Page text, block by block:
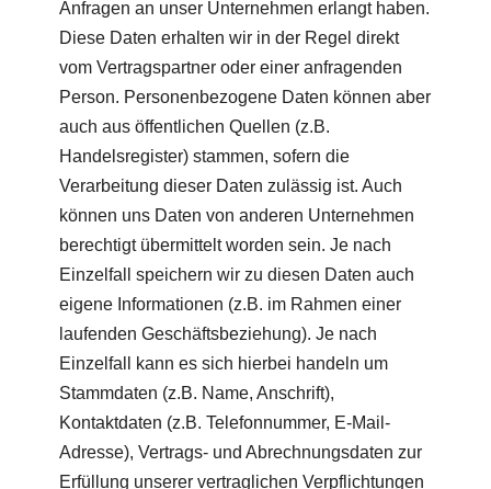
Anfragen an unser Unternehmen erlangt haben.
Diese Daten erhalten wir in der Regel direkt
vom Vertragspartner oder einer anfragenden
Person. Personenbezogene Daten können aber
auch aus öffentlichen Quellen (z.B.
Handelsregister) stammen, sofern die
Verarbeitung dieser Daten zulässig ist. Auch
können uns Daten von anderen Unternehmen
berechtigt übermittelt worden sein. Je nach
Einzelfall speichern wir zu diesen Daten auch
eigene Informationen (z.B. im Rahmen einer
laufenden Geschäftsbeziehung). Je nach
Einzelfall kann es sich hierbei handeln um
Stammdaten (z.B. Name, Anschrift),
Kontaktdaten (z.B. Telefonnummer, E-Mail-
Adresse), Vertrags- und Abrechnungsdaten zur
Erfüllung unserer vertraglichen Verpflichtungen